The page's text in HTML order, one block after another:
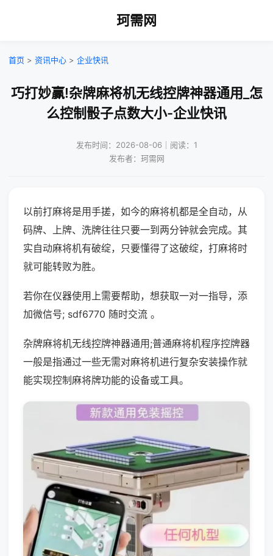
珂需网
首页 > 资讯中心 > 企业快讯
巧打妙赢!杂牌麻将机无线控牌神器通用_怎
么控制骰子点数大小-企业快讯
发布时间：2026-08-06｜阅读：1
发布者：珂需网
以前打麻将是用手搓，如今的麻将机都是全自动，从
码牌、上牌、洗牌往往只要一到两分钟就会完成。其
实自动麻将机有破绽，只要懂得了这破绽，打麻将时
就可能转败为胜。
若你在仪器使用上需要帮助，想获取一对一指导，添
加微信号; sdf6770 随时交流 。
杂牌麻将机无线控牌神器通用;普通麻将机程序控牌器
一般是指通过一些无需对麻将机进行复杂安装操作就
能实现控制麻将牌功能的设备或工具。